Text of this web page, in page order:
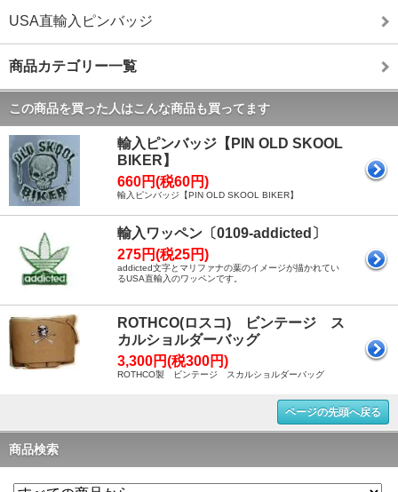
USA直輸入ピンバッジ
商品カテゴリー一覧
この商品を買った人はこんな商品も買ってます
輸入ピンバッジ【PIN OLD SKOOL
BIKER】
660円(税60円)
輸入ピンバッジ【PIN OLD SKOOL BIKER】
輸入ワッペン〔0109-addicted〕
275円(税25円)
addicted文字とマリファナの葉のイメージが描かれてい
るUSA直輸入のワッペンです。
ROTHCO(ロスコ) ビンテージ ス
カルショルダーバッグ
3,300円(税300円)
ROTHCO製 ビンテージ スカルショルダーバッグ
ページの先頭へ戻る
商品検索